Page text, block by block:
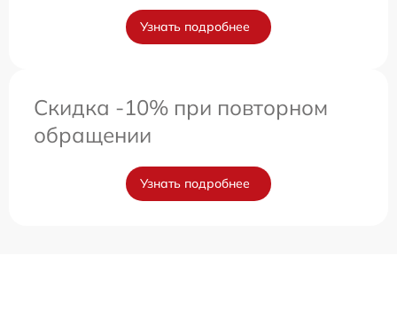
Узнать подробнее
Скидка -10% при повторном
обращении
Узнать подробнее